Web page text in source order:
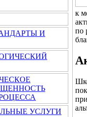
И
УСЛУГИ
к
по